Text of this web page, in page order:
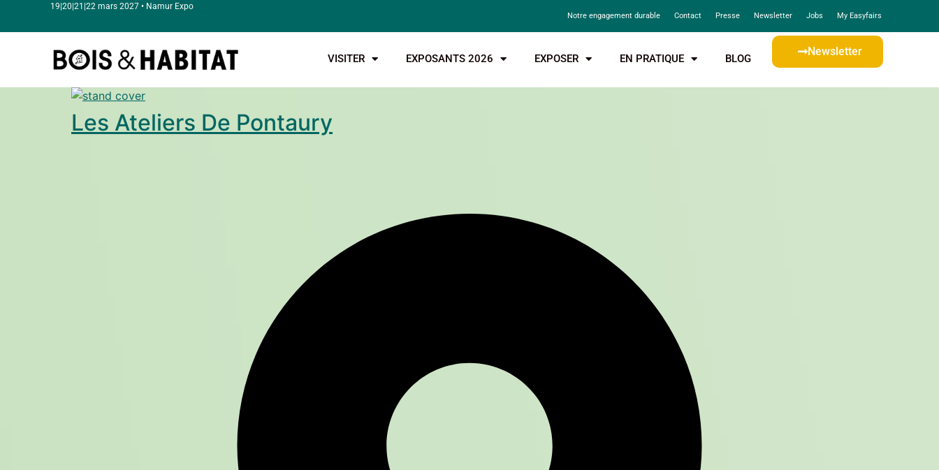
19|20|21|22 mars 2027 • Namur Expo
Notre engagement durable Contact Presse Newsletter Jobs My Easyfairs
VISITER EXPOSANTS 2026 EXPOSER EN PRATIQUE BLOG
Newsletter
Les Ateliers De Pontaury